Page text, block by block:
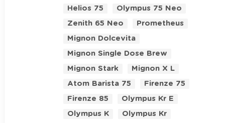
Helios 75
Olympus 75 Neo
Zenith 65 Neo
Prometheus
Mignon Dolcevita
Mignon Single Dose Brew
Mignon Stark
Mignon X L
Atom Barista 75
Firenze 75
Firenze 85
Olympus Kr E
Olympus K
Olympus Kr